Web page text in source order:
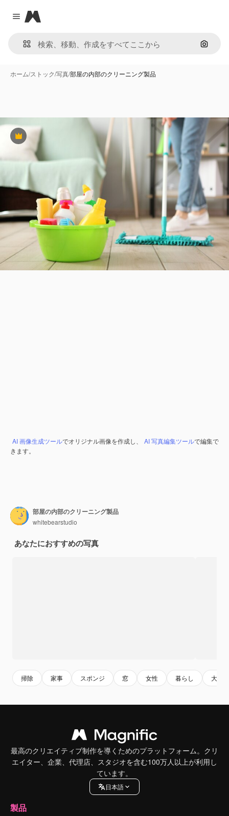
Close menu
Magnific
画像で
ホーム/ストック/写真/部屋の内部のクリーニング製品
Premium
AI 画像生成ツールでオリジナル画像を作成し、 AI 写真編集ツールで編集で
きます。
部屋の内部のクリーニング製品
whitebearstudio
あなたにおすすめの写真
掃除 家事 スポンジ 窓 女性 暮らし 大人
最高のクリエイティブ制作を導くためのプラットフォーム。クリ
エイター、企業、代理店、スタジオを含む100万人以上が利用し
ています。
日本語
製品